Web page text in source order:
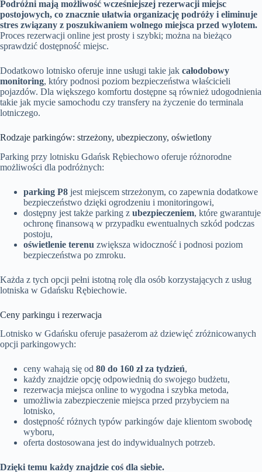
Podróżni mają możliwość wcześniejszej rezerwacji miejsc
postojowych, co znacznie ułatwia organizację podróży i eliminuje
stres związany z poszukiwaniem wolnego miejsca przed wylotem.
Proces rezerwacji online jest prosty i szybki; można na bieżąco
sprawdzić dostępność miejsc.
Dodatkowo lotnisko oferuje inne usługi takie jak całodobowy
monitoring, który podnosi poziom bezpieczeństwa właścicieli
pojazdów. Dla większego komfortu dostępne są również udogodnienia
takie jak mycie samochodu czy transfery na życzenie do terminala
lotniczego.
Rodzaje parkingów: strzeżony, ubezpieczony, oświetlony
Parking przy lotnisku Gdańsk Rębiechowo oferuje różnorodne
możliwości dla podróżnych:
parking P8 jest miejscem strzeżonym, co zapewnia dodatkowe
bezpieczeństwo dzięki ogrodzeniu i monitoringowi,
dostępny jest także parking z ubezpieczeniem, które gwarantuje
ochronę finansową w przypadku ewentualnych szkód podczas
postoju,
oświetlenie terenu zwiększa widoczność i podnosi poziom
bezpieczeństwa po zmroku.
Każda z tych opcji pełni istotną rolę dla osób korzystających z usług
lotniska w Gdańsku Rębiechowie.
Ceny parkingu i rezerwacja
Lotnisko w Gdańsku oferuje pasażerom aż dziewięć zróżnicowanych
opcji parkingowych:
ceny wahają się od 80 do 160 zł za tydzień,
każdy znajdzie opcję odpowiednią do swojego budżetu,
rezerwacja miejsca online to wygodna i szybka metoda,
umożliwia zabezpieczenie miejsca przed przybyciem na
lotnisko,
dostępność różnych typów parkingów daje klientom swobodę
wyboru,
oferta dostosowana jest do indywidualnych potrzeb.
Dzięki temu każdy znajdzie coś dla siebie.